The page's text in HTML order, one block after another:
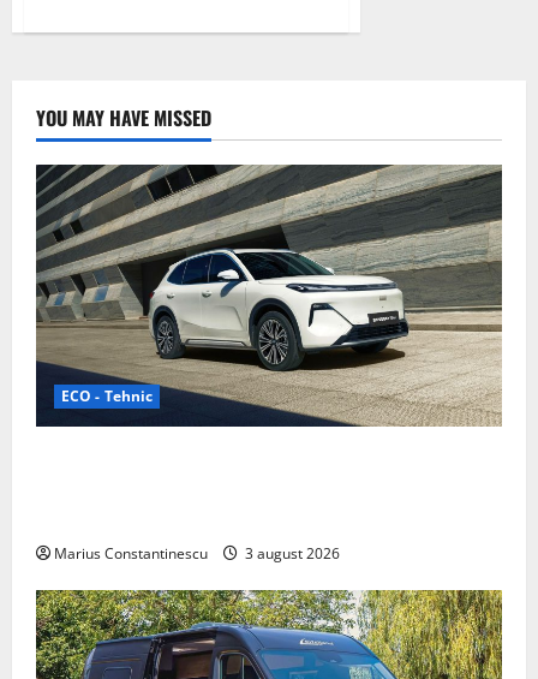
cu
Vehicule
Electrice
YOU MAY HAVE MISSED
ECO - Tehnic
Marius Constantinescu 3 august 2026